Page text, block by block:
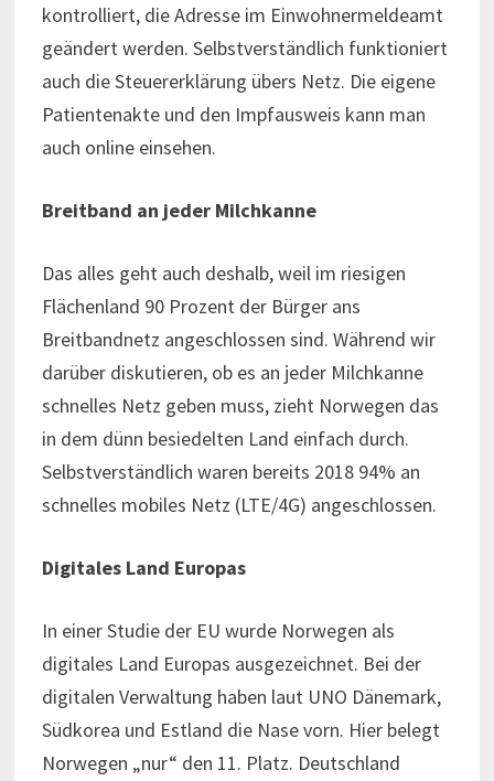
kontrolliert, die Adresse im Einwohnermeldeamt
geändert werden. Selbstverständlich funktioniert
auch die Steuererklärung übers Netz. Die eigene
Patientenakte und den Impfausweis kann man
auch online einsehen.
Breitband an jeder Milchkanne
Das alles geht auch deshalb, weil im riesigen
Flächenland 90 Prozent der Bürger ans
Breitbandnetz angeschlossen sind. Während wir
darüber diskutieren, ob es an jeder Milchkanne
schnelles Netz geben muss, zieht Norwegen das
in dem dünn besiedelten Land einfach durch.
Selbstverständlich waren bereits 2018 94% an
schnelles mobiles Netz (LTE/4G) angeschlossen.
Digitales Land Europas
In einer Studie der EU wurde Norwegen als
digitales Land Europas ausgezeichnet. Bei der
digitalen Verwaltung haben laut UNO Dänemark,
Südkorea und Estland die Nase vorn. Hier belegt
Norwegen „nur“ den 11. Platz. Deutschland